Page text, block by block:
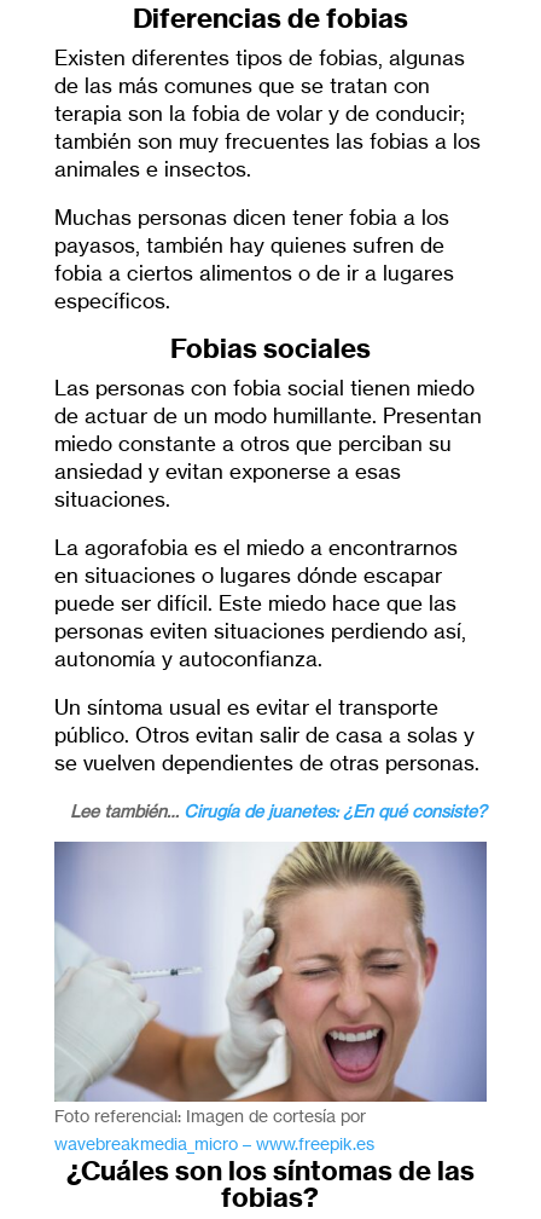
Diferencias de fobias
Existen diferentes tipos de fobias, algunas
de las más comunes que se tratan con
terapia son la fobia de volar y de conducir;
también son muy frecuentes las fobias a los
animales e insectos.
Muchas personas dicen tener fobia a los
payasos, también hay quienes sufren de
fobia a ciertos alimentos o de ir a lugares
específicos.
Fobias sociales
Las personas con fobia social tienen miedo
de actuar de un modo humillante. Presentan
miedo constante a otros que perciban su
ansiedad y evitan exponerse a esas
situaciones.
La agorafobia es el miedo a encontrarnos
en situaciones o lugares dónde escapar
puede ser difícil. Este miedo hace que las
personas eviten situaciones perdiendo así,
autonomía y autoconfianza.
Un síntoma usual es evitar el transporte
público. Otros evitan salir de casa a solas y
se vuelven dependientes de otras personas.
Lee también… Cirugía de juanetes: ¿En qué consiste?
Foto referencial: Imagen de cortesía por
wavebreakmedia_micro – www.freepik.es
¿Cuáles son los síntomas de las
fobias?